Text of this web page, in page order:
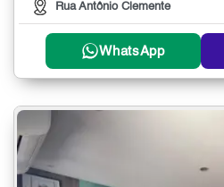
Rua Antônio Clemente
WhatsApp